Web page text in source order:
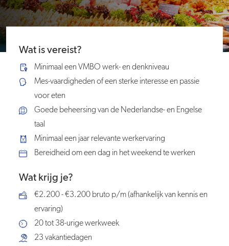
Wat is vereist?
Minimaal een VMBO werk- en denkniveau
Mes-vaardigheden of een sterke interesse en passie
voor eten
Goede beheersing van de Nederlandse- en Engelse
taal
Minimaal een jaar relevante werkervaring
Bereidheid om een dag in het weekend te werken
Wat krijg je?
€2.200 - €3.200 bruto p/m (afhankelijk van kennis en
ervaring)
20 tot 38-urige werkweek
23 vakantiedagen